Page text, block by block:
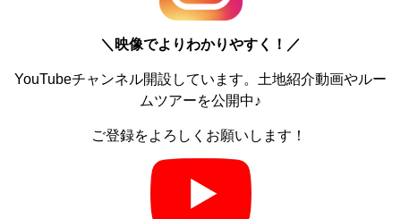
＼ 映像でよりわかりやすく！／
YouTubeチャンネル開設しています。土地紹介動画やルー
ムツアーを公開中♪
ご登録をよろしくお願いします！